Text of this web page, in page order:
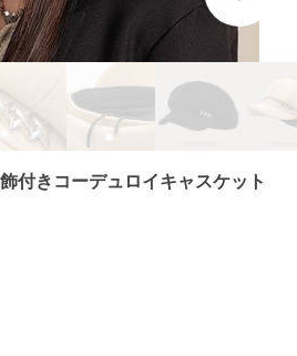
付きコーデュロイキャスケット